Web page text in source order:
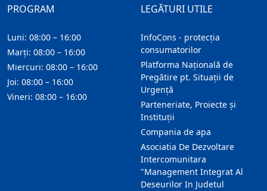
LEGĂTURI UTILE
InfoCons - protecția
consumatorilor
Platforma Națională de
Pregătire pt. Situații de
Urgență
Parteneriate, Proiecte și
Instituții
Compania de apa
Asociatia De Dezvoltare
Intercomunitara
"Management Integrat Al
Deseurilor In Judetul
PROGRAM
Luni: 08:00 – 16:00
Marți: 08:00 – 16:00
Miercuri: 08:00 – 16:00
Joi: 08:00 – 16:00
Vineri: 08:00 – 16:00